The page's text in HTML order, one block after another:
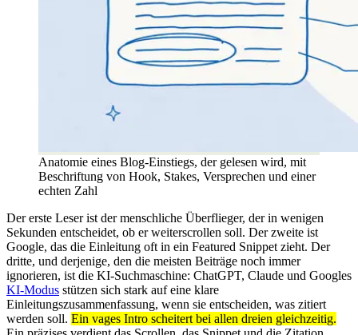
Anatomie eines Blog-Einstiegs, der gelesen wird, mit
Beschriftung von Hook, Stakes, Versprechen und einer
echten Zahl
Der erste Leser ist der menschliche Überflieger, der in wenigen
Sekunden entscheidet, ob er weiterscrollen soll. Der zweite ist
Google, das die Einleitung oft in ein Featured Snippet zieht. Der
dritte, und derjenige, den die meisten Beiträge noch immer
ignorieren, ist die KI-Suchmaschine: ChatGPT, Claude und Googles
KI-Modus stützen sich stark auf eine klare
Einleitungszusammenfassung, wenn sie entscheiden, was zitiert
werden soll. Ein vages Intro scheitert bei allen dreien gleichzeitig.